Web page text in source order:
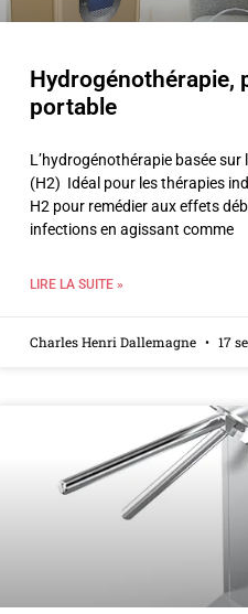
Hydrogénothérapie,
portable
L’hydrogénothérapie basée sur
(H2) Idéal pour les thérapies
H2 pour remédier aux effets
infections en agissant comme
LIRE LA SUITE »
Charles Henri Dallemagne 17